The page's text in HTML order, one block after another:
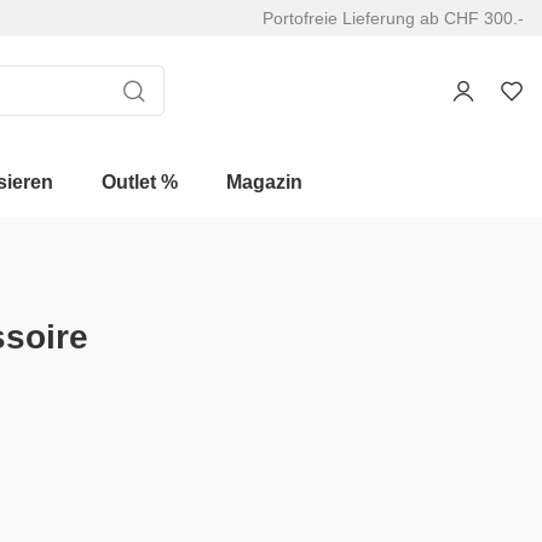
Portofreie Lieferung ab CHF 300.-
Outlet % Magazin